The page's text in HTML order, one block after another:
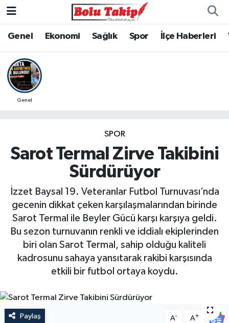
Genel Ekonomi Sağlık Spor İlçe Haberleri
Genel
SPOR
Sarot Termal Zirve Takibini
Sürdürüyor
İzzet Baysal 19. Veteranlar Futbol Turnuvası’nda
gecenin dikkat çeken karşılaşmalarından birinde
Sarot Termal ile Beyler Gücü karşı karşıya geldi.
Bu sezon turnuvanın renkli ve iddialı ekiplerinden
biri olan Sarot Termal, sahip olduğu kaliteli
kadrosunu sahaya yansıtarak rakibi karşısında
etkili bir futbol ortaya koydu.
Paylaş A- A+